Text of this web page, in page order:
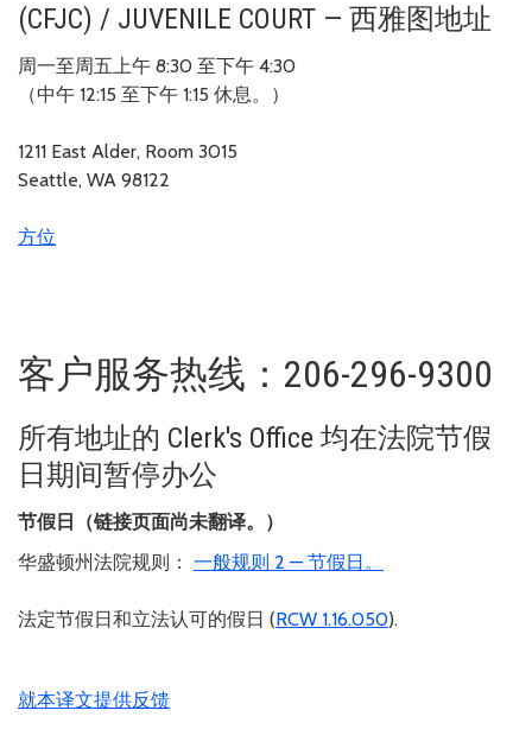
(CFJC) / JUVENILE COURT — 西雅图地址
周一至周五上午 8:30 至下午 4:30
（中午 12:15 至下午 1:15 休息。）
1211 East Alder, Room 3015
Seattle, WA 98122
方位
客户服务热线：206-296-9300
所有地址的 Clerk's Office 均在法院节假
日期间暂停办公
节假日（链接页面尚未翻译。）
华盛顿州法院规则： 一般规则 2 — 节假日。
法定节假日和立法认可的假日 (RCW 1.16.050).
就本译文提供反馈